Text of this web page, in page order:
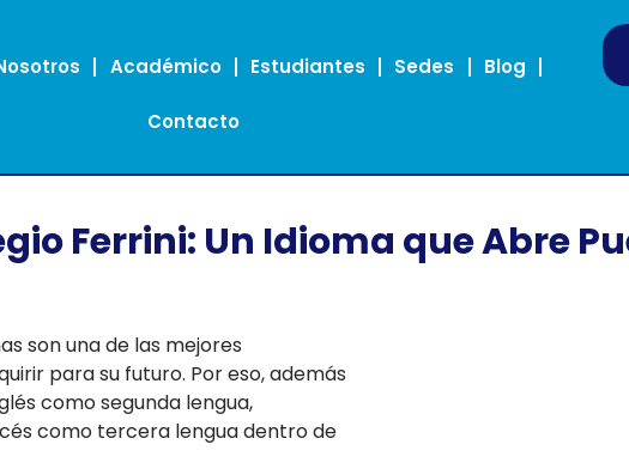
Académico Estudiantes Sedes Blog
Contacto
Ferrini: Un Idioma que Abre
son una de las mejores
para su futuro. Por eso, además
como segunda lengua,
como tercera lengua dentro de